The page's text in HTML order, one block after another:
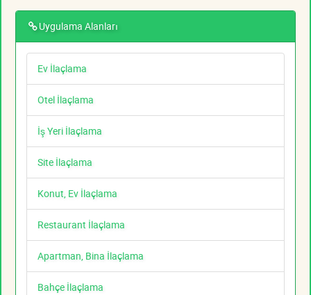
Uygulama Alanları
Ev İlaçlama
Otel İlaçlama
İş Yeri İlaçlama
Site İlaçlama
Konut, Ev İlaçlama
Restaurant İlaçlama
Apartman, Bina İlaçlama
Bahçe İlaçlama